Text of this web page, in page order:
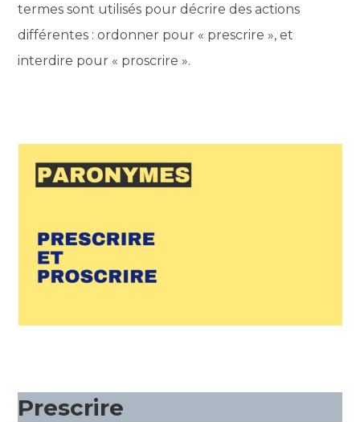
termes sont utilisés pour décrire des actions
différentes : ordonner pour « prescrire », et
interdire pour « proscrire ».
Prescrire